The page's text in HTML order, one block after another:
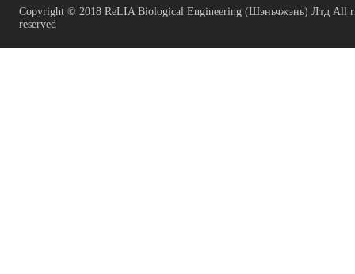
Copyright © 2018 ReLIA Biological Engineering (Шэньчжэнь) Лтд All
reserved